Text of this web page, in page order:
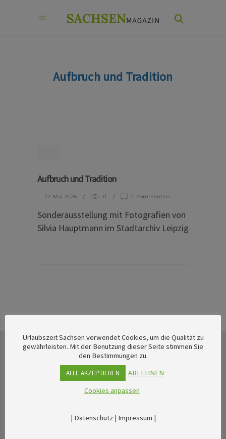
Aufbruch und Tradition
Aufbruch und Tradition
22. Mai 2026 0 0 Kommentare
Sonderausstellung mit Fotografien von
Silvia Hauptmann im Stadtarchiv Leipzig
Urlaubszeit Sachsen verwendet Cookies, um die Qualität zu
gewährleisten. Mit der Benutzung dieser Seite stimmen Sie
den Bestimmungen zu.
ALLE AKZEPTIEREN
ABLEHNEN
Cookies anpassen
| Datenschutz| Impressum |